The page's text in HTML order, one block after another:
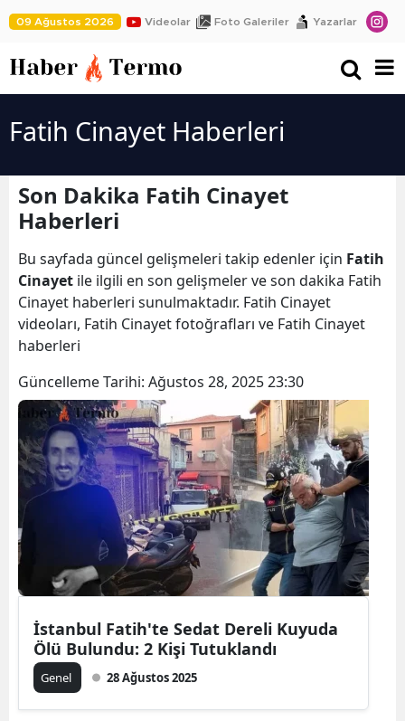
09 Ağustos 2026 Videolar Foto Galeriler Yazarlar
Fatih Cinayet Haberleri
Son Dakika Fatih Cinayet
Haberleri
Bu sayfada güncel gelişmeleri takip edenler için Fatih
Cinayet ile ilgili en son gelişmeler ve son dakika Fatih
Cinayet haberleri sunulmaktadır. Fatih Cinayet
videoları, Fatih Cinayet fotoğrafları ve Fatih Cinayet
haberleri
Güncelleme Tarihi: Ağustos 28, 2025 23:30
İstanbul Fatih'te Sedat Dereli Kuyuda
Ölü Bulundu: 2 Kişi Tutuklandı
Genel 28 Ağustos 2025